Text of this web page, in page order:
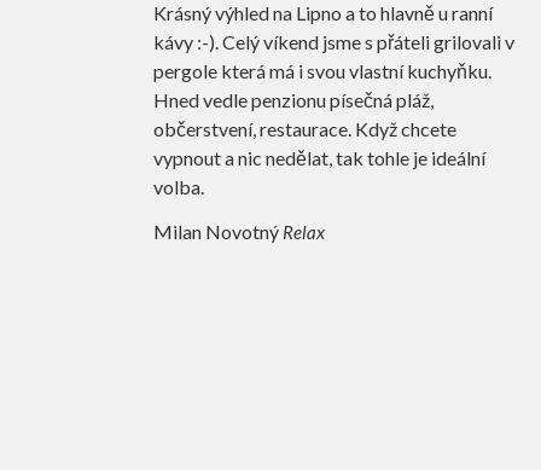
Krásný výhled na Lipno a to hlavně u ranní
kávy :-). Celý víkend jsme s přáteli grilovali v
pergole která má i svou vlastní kuchyňku.
Hned vedle penzionu písečná pláž,
občerstvení, restaurace. Když chcete
vypnout a nic nedělat, tak tohle je ideální
volba.
Milan Novotný Relax